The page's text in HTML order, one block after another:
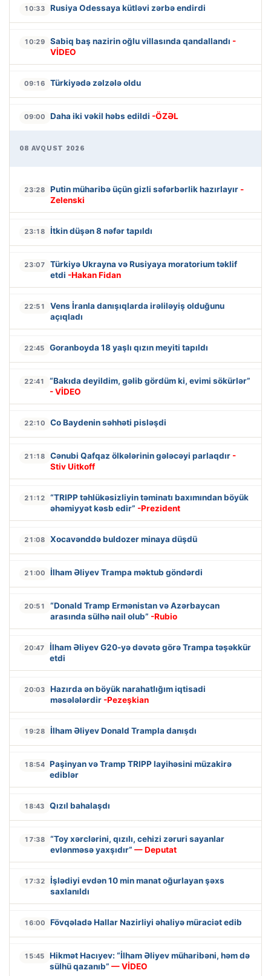
10:33 Rusiya Odessaya kütləvi zərbə endirdi
10:29 Sabiq baş nazirin oğlu villasında qandallandı -
VİDEO
09:16 Türkiyədə zəlzələ oldu
09:00 Daha iki vəkil həbs edildi -ÖZƏL
08 AVQUST 2026
23:28 Putin müharibə üçün gizli səfərbərlik hazırlayır -
Zelenski
23:18 İtkin düşən 8 nəfər tapıldı
23:07
Türkiyə Ukrayna və Rusiyaya moratorium təklif
etdi -Hakan Fidan
22:51
Vens İranla danışıqlarda irəliləyiş olduğunu
açıqladı
22:45 Goranboyda 18 yaşlı qızın meyiti tapıldı
22:41
“Bakıda deyildim, gəlib gördüm ki, evimi sökürlər”
- VİDEO
22:10 Co Baydenin səhhəti pisləşdi
21:18 Cənubi Qafqaz ölkələrinin gələcəyi parlaqdır -
Stiv Uitkoff
21:12
“TRIPP təhlükəsizliyin təminatı baxımından böyük
əhəmiyyət kəsb edir” -Prezident
21:08 Xocavənddə buldozer minaya düşdü
21:00 İlham Əliyev Trampa məktub göndərdi
20:51
“Donald Tramp Ermənistan və Azərbaycan
arasında sülhə nail olub” -Rubio
20:47
İlham Əliyev G20-yə dəvətə görə Trampa təşəkkür
etdi
20:03
Hazırda ən böyük narahatlığım iqtisadi
məsələlərdir -Pezeşkian
19:28 İlham Əliyev Donald Trampla danışdı
18:54 Paşinyan və Tramp TRIPP layihəsini müzakirə
ediblər
18:43 Qızıl bahalaşdı
17:38
“Toy xərclərini, qızılı, cehizi zəruri sayanlar
evlənməsə yaxşıdır” — Deputat
17:32
İşlədiyi evdən 10 min manat oğurlayan şəxs
saxlanıldı
16:00 Fövqəladə Hallar Nazirliyi əhaliyə müraciət edib
15:45
Hikmət Hacıyev: “İlham Əliyev müharibəni, həm də
sülhü qazanıb” — VİDEO